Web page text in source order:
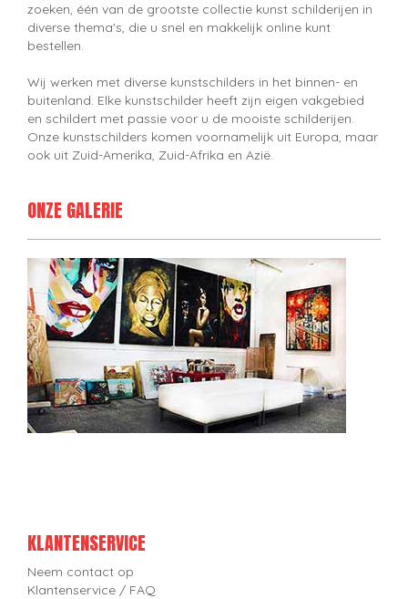
zoeken, één van de grootste collectie kunst schilderijen in
diverse thema's, die u snel en makkelijk online kunt
bestellen.
Wij werken met diverse kunstschilders in het binnen- en
buitenland. Elke kunstschilder heeft zijn eigen vakgebied
en schildert met passie voor u de mooiste schilderijen.
Onze kunstschilders komen voornamelijk uit Europa, maar
ook uit Zuid-Amerika, Zuid-Afrika en Azië.
ONZE GALERIE
KLANTENSERVICE
Neem contact op
Klantenservice / FAQ